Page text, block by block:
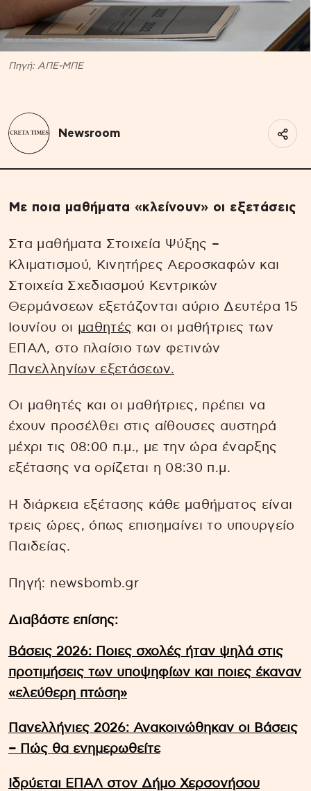
Πηγή: ΑΠΕ-ΜΠΕ
Newsroom
Με ποια μαθήματα «κλείνουν» οι εξετάσεις
Στα μαθήματα Στοιχεία Ψύξης –
Κλιματισμού, Κινητήρες Αεροσκαφών και
Στοιχεία Σχεδιασμού Κεντρικών
Θερμάνσεων εξετάζονται αύριο Δευτέρα 15
Ιουνίου οι μαθητές και οι μαθήτριες των
ΕΠΑΛ, στο πλαίσιο των φετινών
Πανελληνίων εξετάσεων.
Οι μαθητές και οι μαθήτριες, πρέπει να
έχουν προσέλθει στις αίθουσες αυστηρά
μέχρι τις 08:00 π.μ., με την ώρα έναρξης
εξέτασης να ορίζεται η 08:30 π.μ.
Η διάρκεια εξέτασης κάθε μαθήματος είναι
τρεις ώρες, όπως επισημαίνει το υπουργείο
Παιδείας.
Πηγή: newsbomb.gr
Διαβάστε επίσης:
Βάσεις 2026: Ποιες σχολές ήταν ψηλά στις
προτιμήσεις των υποψηφίων και ποιες έκαναν
«ελεύθερη πτώση»
Πανελλήνιες 2026: Ανακοινώθηκαν οι Βάσεις
– Πώς θα ενημερωθείτε
Ιδρύεται ΕΠΑΛ στον Δήμο Χερσονήσου